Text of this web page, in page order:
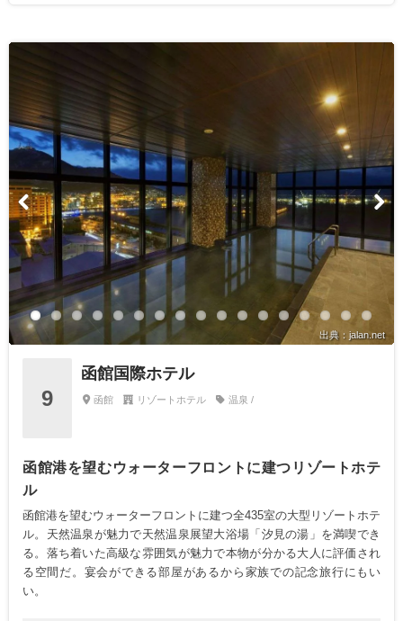
出典：jalan.net
9
函館国際ホテル
函館 リゾートホテル 温泉 /
函館港を望むウォーターフロントに建つリゾートホテ
ル
函館港を望むウォーターフロントに建つ全435室の大型リゾートホテ
ル。天然温泉が魅力で天然温泉展望大浴場「汐見の湯」を満喫でき
る。落ち着いた高級な雰囲気が魅力で本物が分かる大人に評価され
る空間だ。宴会ができる部屋があるから家族での記念旅行にもい
い。